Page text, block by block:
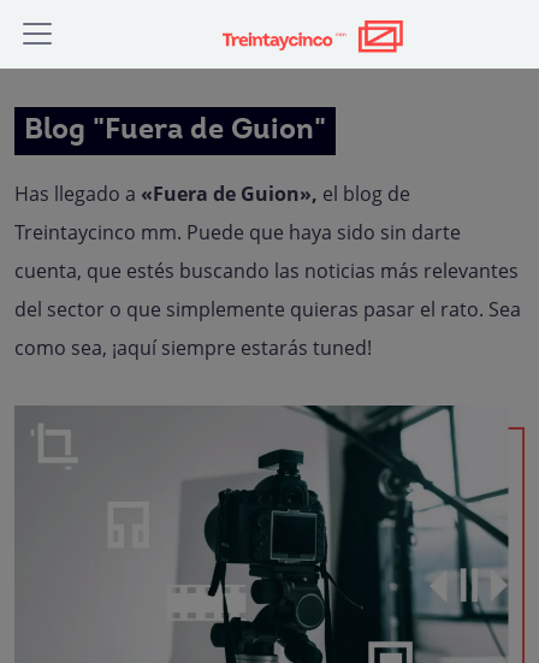
Blog "Fuera de Guion"
Has llegado a «Fuera de Guion», el blog de
Treintaycinco mm. Puede que haya sido sin darte
cuenta, que estés buscando las noticias más relevantes
del sector o que simplemente quieras pasar el rato. Sea
como sea, ¡aquí siempre estarás tuned!